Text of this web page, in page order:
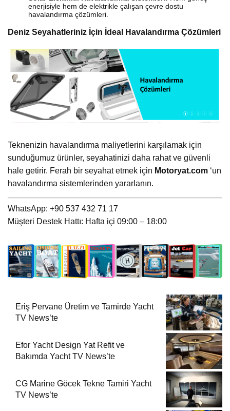
enerjisiyle hem de elektrikle çalışan çevre dostu
havalandırma çözümleri.
Deniz Seyahatleriniz İçin İdeal Havalandırma Çözümleri
Teknenizin havalandırma maliyetlerini karşılamak için
sunduğumuz ürünler, seyahatinizi daha rahat ve güvenli
hale getirir. Ferah bir seyahat etmek için Motoryat.com ‘un
havalandırma sistemlerinden yararlanın.
WhatsApp: +90 537 432 71 17
Müşteri Destek Hattı: Hafta içi 09:00 – 18:00
Eriş Pervane Üretim ve Tamirde Yacht
TV News’te
Efor Yacht Design Yat Refit ve
Bakımda Yacht TV News’te
CG Marine Göcek Tekne Tamiri Yacht
TV News’te